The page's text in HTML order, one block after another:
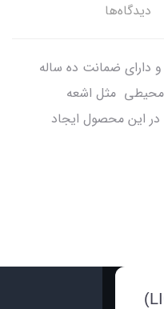
دیدگاه‌ها
ضمانت ده ساله
محیطی مثل اشعه
در این محصول ایجاد